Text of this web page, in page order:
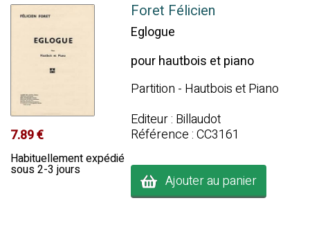
7.89 €
Habituellement expédié
sous 2-3 jours
Foret Félicien
Eglogue
pour hautbois et piano
Partition - Hautbois et Piano
Editeur : Billaudot
Référence : CC3161
Ajouter au panier